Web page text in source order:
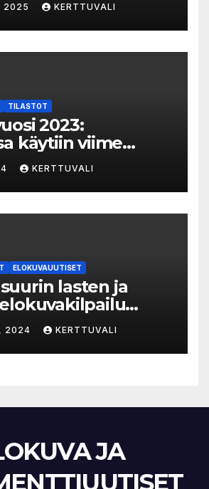
2025 KERTTUVALI
TILASTOT
2023:
käytiin viime
miljoonaa kertaa
KERTTUVALI
ELOKUVAUUTISET
lasten ja
Aki
2024 KERTTUVALI
JA